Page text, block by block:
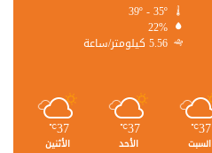
22%
5.56 كيلومتر/ساعة
37
℃
السبت
37
℃
الأحد
37
℃
الأثنين